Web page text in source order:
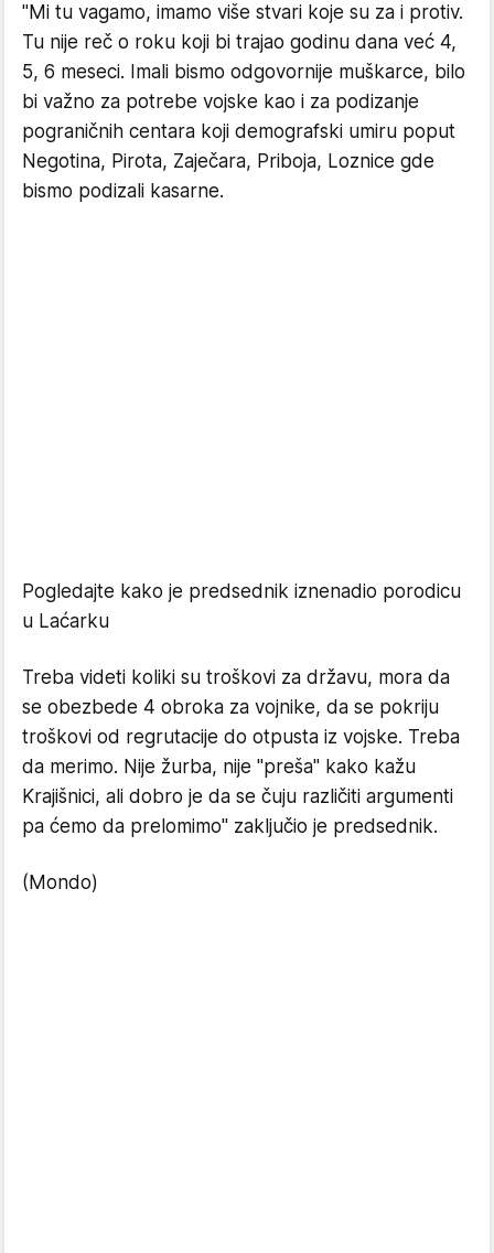
"Mi tu vagamo, imamo više stvari koje su za i protiv.
Tu nije reč o roku koji bi trajao godinu dana već 4,
5, 6 meseci. Imali bismo odgovornije muškarce, bilo
bi važno za potrebe vojske kao i za podizanje
pograničnih centara koji demografski umiru poput
Negotina, Pirota, Zaječara, Priboja, Loznice gde
bismo podizali kasarne.
Pogledajte kako je predsednik iznenadio porodicu
u Laćarku
Treba videti koliki su troškovi za državu, mora da
se obezbede 4 obroka za vojnike, da se pokriju
troškovi od regrutacije do otpusta iz vojske. Treba
da merimo. Nije žurba, nije "preša" kako kažu
Krajišnici, ali dobro je da se čuju različiti argumenti
pa ćemo da prelomimo" zaključio je predsednik.
(Mondo)